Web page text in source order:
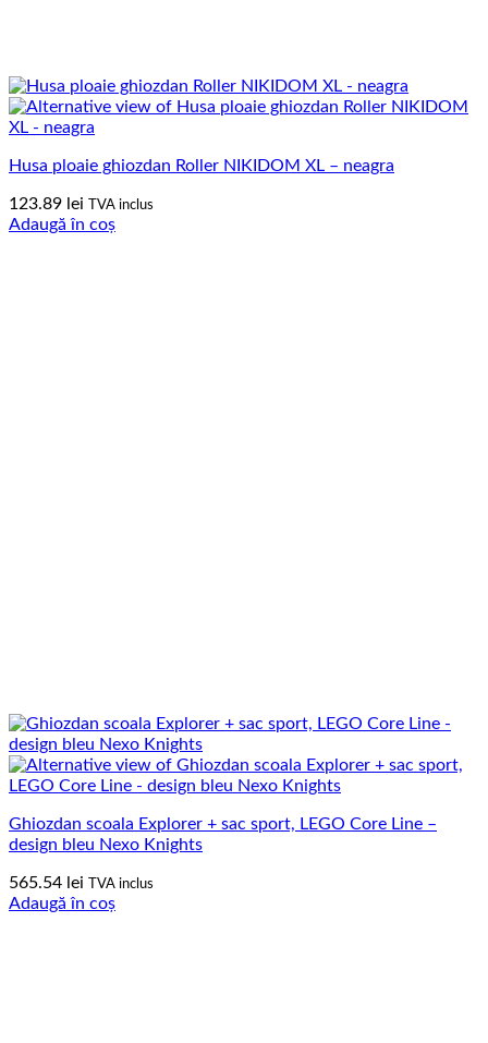
Husa ploaie ghiozdan Roller NIKIDOM XL – neagra
123.89 lei TVA inclus
Adaugă în coș
Ghiozdan scoala Explorer + sac sport, LEGO Core Line –
design bleu Nexo Knights
565.54 lei TVA inclus
Adaugă în coș